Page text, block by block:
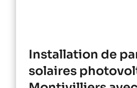
Installation de
solaires